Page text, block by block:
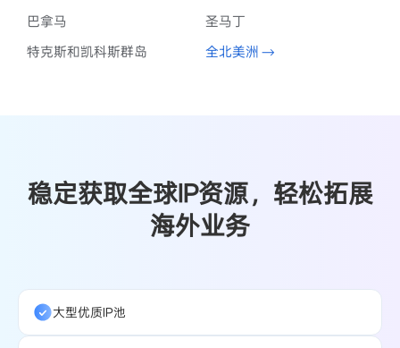
巴拿马
圣马丁
特克斯和凯科斯群岛
全北美洲 →
稳定获取全球IP资源，轻松拓展
海外业务
大型优质IP池